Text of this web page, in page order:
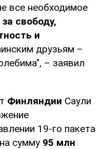
все необходимое
свободу,
и
друзьям –
– заявил
Финляндии Саули
19-го пакета
сумму 95 млн